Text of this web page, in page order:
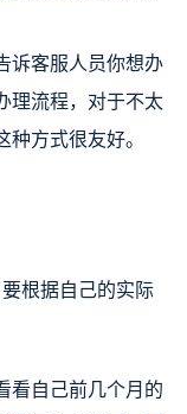
诉客服人员你想办
理流程，对于不太
方式很友好。
根据自己的实际
看自己前几个月的